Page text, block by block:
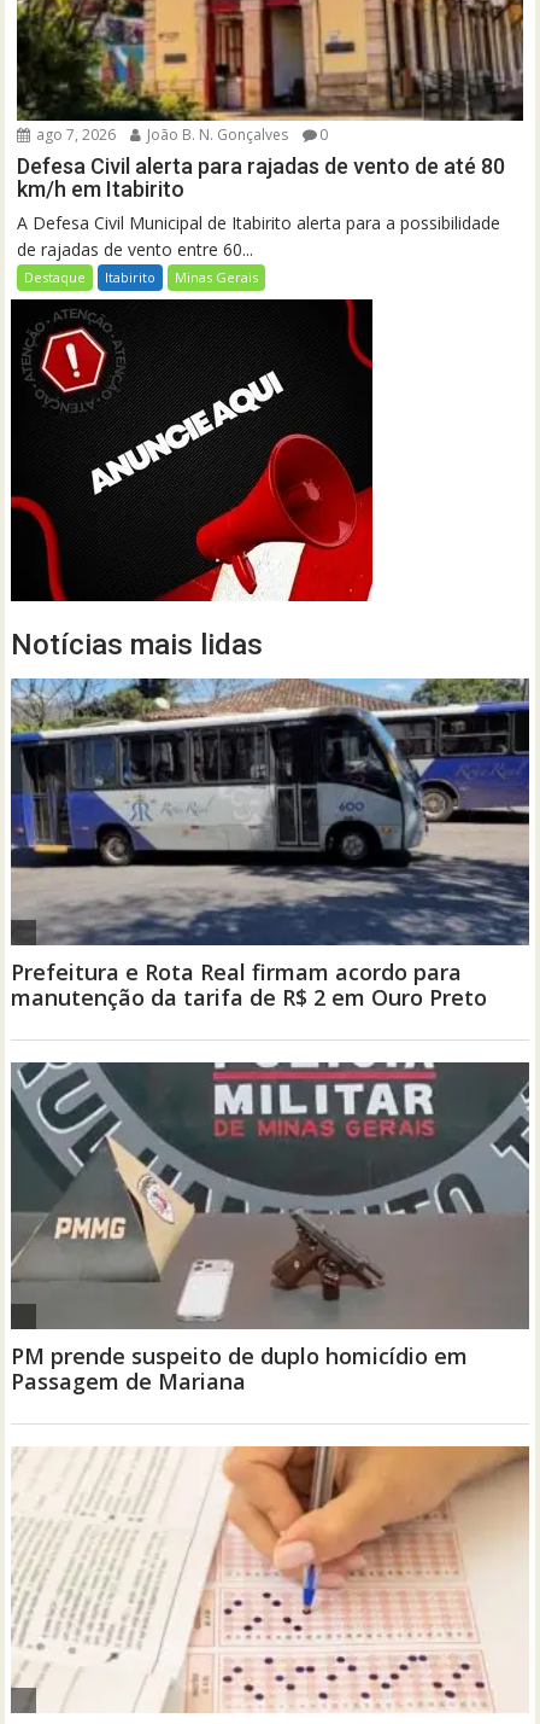
ago 7, 2026 João B. N. Gonçalves 0
Defesa Civil alerta para rajadas de vento de até 80
km/h em Itabirito
A Defesa Civil Municipal de Itabirito alerta para a possibilidade
de rajadas de vento entre 60...
Destaque Itabirito Minas Gerais
Notícias mais lidas